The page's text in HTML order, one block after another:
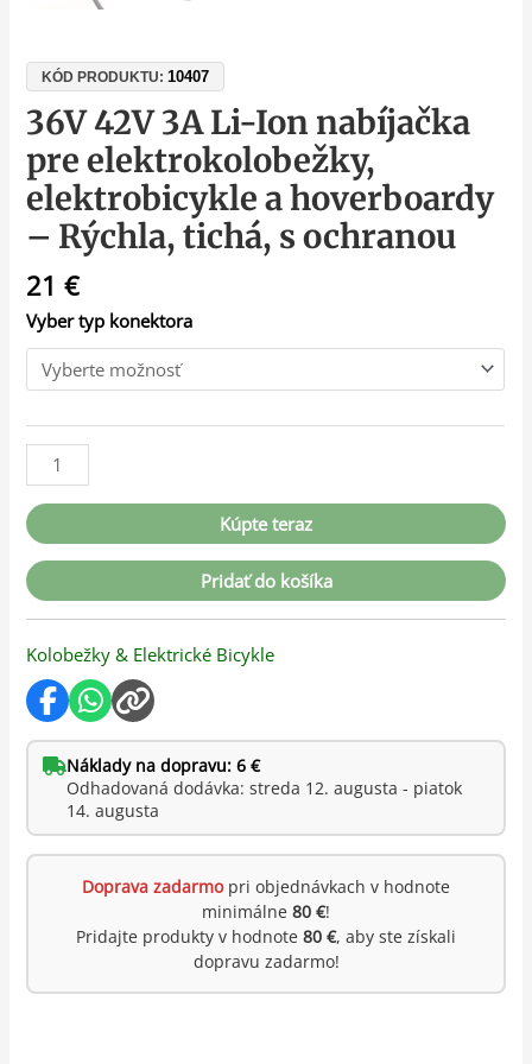
KÓD PRODUKTU:10407
36V 42V 3A Li-Ion nabíjačka
pre elektrokolobežky,
elektrobicykle a hoverboardy
– Rýchla, tichá, s ochranou
21€
Vyber typ konektora
Kúpte teraz
Pridať do košíka
Kolobežky & Elektrické Bicykle
Náklady na dopravu: 6 €
Odhadovaná dodávka: streda 12. augusta - piatok
14. augusta
Doprava zadarmopri objednávkach v hodnote
minimálne 80 €!
Pridajte produkty v hodnote 80 €, aby ste získali
dopravu zadarmo!